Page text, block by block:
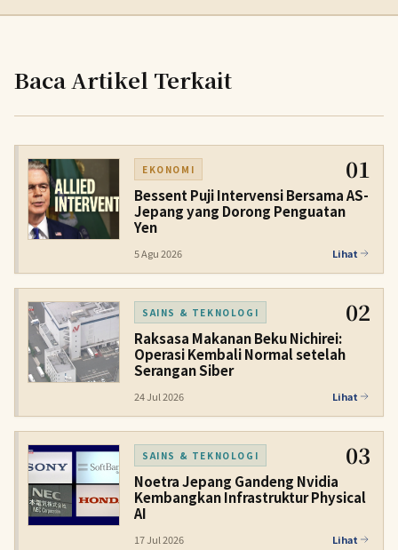
Baca Artikel Terkait
EKONOMI 01
Bessent Puji Intervensi Bersama AS-
Jepang yang Dorong Penguatan
Yen
5 Agu 2026 Lihat
SAINS & TEKNOLOGI 02
Raksasa Makanan Beku Nichirei:
Operasi Kembali Normal setelah
Serangan Siber
24 Jul 2026 Lihat
SAINS & TEKNOLOGI 03
Noetra Jepang Gandeng Nvidia
Kembangkan Infrastruktur Physical
AI
17 Jul 2026 Lihat